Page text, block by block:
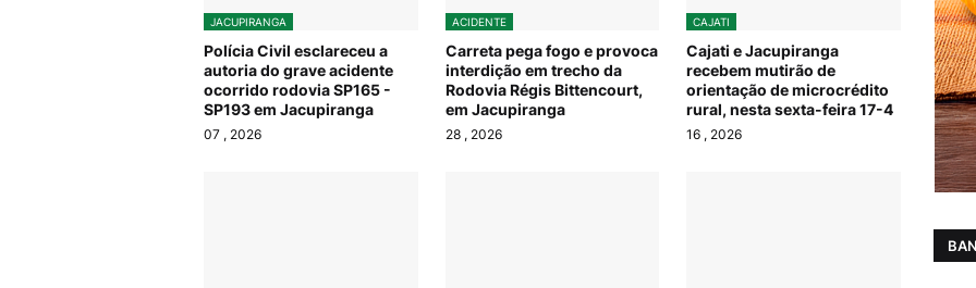
JACUPIRANGA
Polícia Civil esclareceu a
autoria do grave acidente
ocorrido rodovia SP165 -
SP193 em Jacupiranga
07 , 2026
ACIDENTE
Carreta pega fogo e provoca
interdição em trecho da
Rodovia Régis Bittencourt,
em Jacupiranga
28 , 2026
CAJATI
Cajati e Jacupiranga
recebem mutirão de
orientação de microcrédito
rural, nesta sexta-feira 17-4
16 , 2026